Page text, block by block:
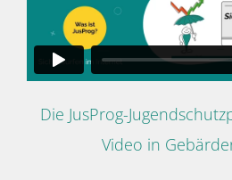
Die JusProg-
Video in